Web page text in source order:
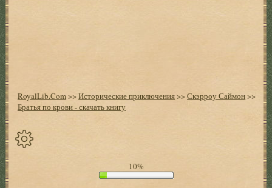
RoyalLib.Com>>Исторические приключения>>Скэрроу Саймон>>
Братья по крови - скачать книгу
10%